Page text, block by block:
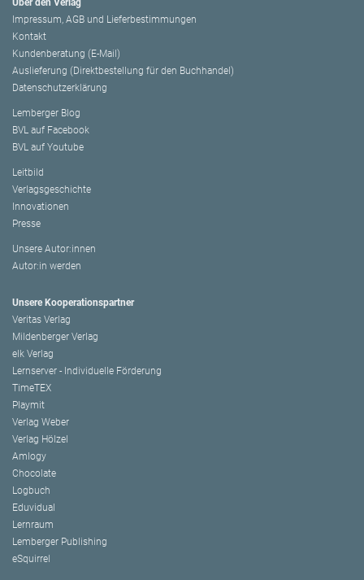
Über den Verlag
Impressum, AGB und Lieferbestimmungen
Kontakt
Kundenberatung (E-Mail)
Auslieferung (Direktbestellung für den Buchhandel)
Datenschutzerklärung
Lemberger Blog
BVL auf Facebook
BVL auf Youtube
Leitbild
Verlagsgeschichte
Innovationen
Presse
Unsere Autor:innen
Autor:in werden
Unsere Kooperationspartner
Veritas Verlag
Mildenberger Verlag
elk Verlag
Lernserver - Individuelle Förderung
TimeTEX
Playmit
Verlag Weber
Verlag Hölzel
Amlogy
Chocolate
Logbuch
Eduvidual
Lernraum
Lemberger Publishing
eSquirrel